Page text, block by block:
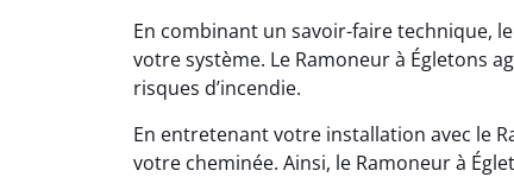
En combinant un savoir-faire technique,
votre système. Le Ramoneur à Égletons
risques d’incendie.
En entretenant votre installation avec le
votre cheminée. Ainsi, le Ramoneur à